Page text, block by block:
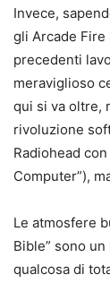
Invece,
gli Arcade
precedenti
meraviglioso
qui si va oltre,
rivoluzione
Radiohead
Computer”),
Le atmosfere
Bible” sono
qualcosa di